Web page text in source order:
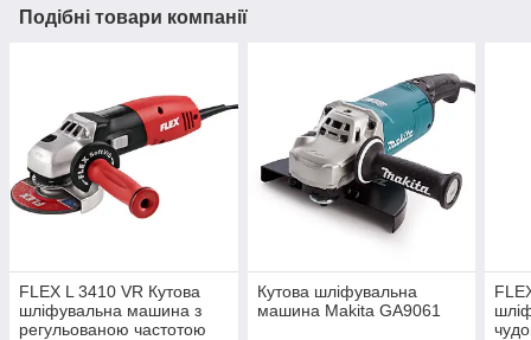
Подібні товари компанії
FLEX L 3410 VR Кутова
шліфувальна машина з
регульованою частотою
Кутова шліфувальна
машина Makita GA9061